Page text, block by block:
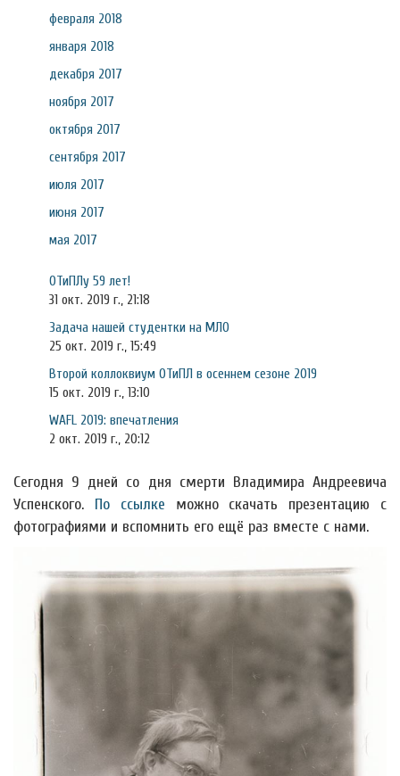
февраля 2018
января 2018
декабря 2017
ноября 2017
октября 2017
сентября 2017
июля 2017
июня 2017
мая 2017
ОТиПЛу 59 лет!
31 окт. 2019 г., 21:18
Задача нашей студентки на МЛО
25 окт. 2019 г., 15:49
Второй коллоквиум ОТиПЛ в осеннем сезоне 2019
15 окт. 2019 г., 13:10
WAFL 2019: впечатления
2 окт. 2019 г., 20:12
Сегодня 9 дней со дня смерти Владимира Андреевича
Успенского. По ссылке можно скачать презентацию с
фотографиями и вспомнить его ещё раз вместе с нами.